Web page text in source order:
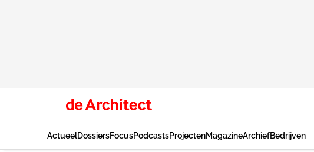
ActueelDossiersFocusPodcastsProjectenMagazineArchiefBedrijven